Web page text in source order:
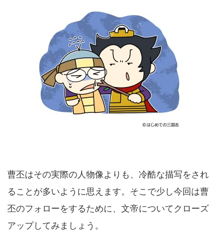
曹丕はその実際の人物像よりも、冷酷な描写をされ
ることが多いように思えます。そこで少し今回は曹
丕のフォローをするために、文帝についてクローズ
アップしてみましょう。